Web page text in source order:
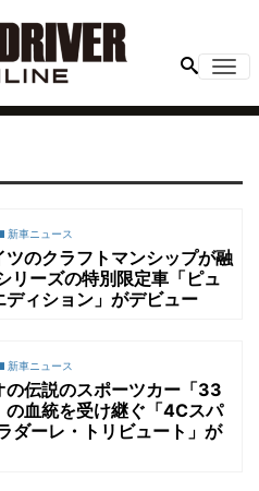
新車ニュース
ツのクラフトマンシップが融
リーズの特別限定車「ピュ
ディション」がデビュー
新車ニュース
の伝説のスポーツカー「33
の血統を受け継ぐ「4Cスパ
ダーレ・トリビュート」が